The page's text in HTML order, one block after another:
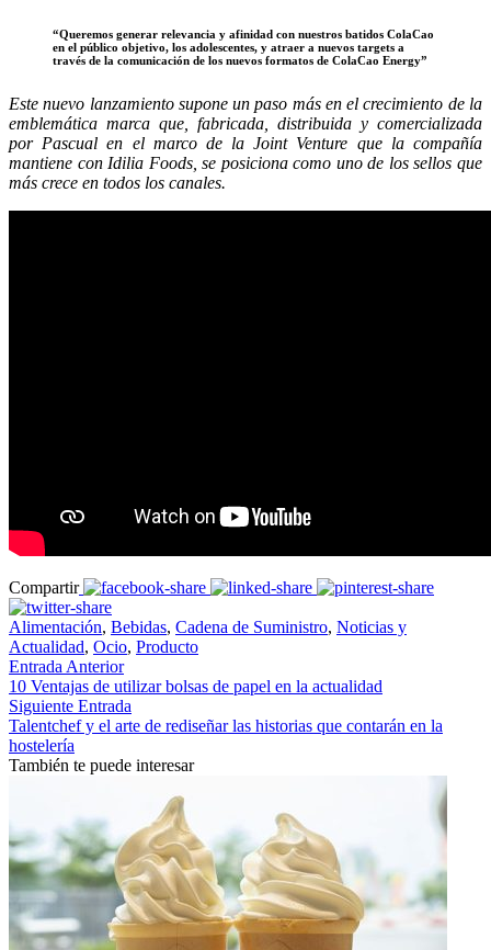
“Queremos generar relevancia y afinidad con nuestros batidos ColaCao
en el público objetivo, los adolescentes, y atraer a nuevos targets a
través de la comunicación de los nuevos formatos de ColaCao Energy”
Este nuevo lanzamiento supone un paso más en el crecimiento de la
emblemática marca que, fabricada, distribuida y comercializada
por Pascual en el marco de la Joint Venture que la compañía
mantiene con Idilia Foods, se posiciona como uno de los sellos que
más crece en todos los canales.
Compartir
Alimentación, Bebidas, Cadena de Suministro, Noticias y
Actualidad, Ocio, Producto
Entrada Anterior
10 Ventajas de utilizar bolsas de papel en la actualidad
Siguiente Entrada
Talentchef y el arte de rediseñar las historias que contarán en la
hostelería
También te puede interesar